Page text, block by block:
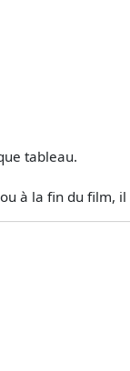
tableau.
à la fin du film,